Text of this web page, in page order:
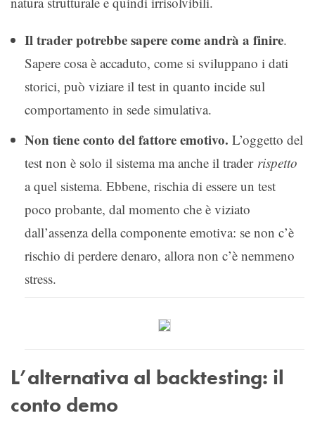
Il trader potrebbe sapere come andrà a finire.
Sapere cosa è accaduto, come si sviluppano i dati
storici, può viziare il test in quanto incide sul
comportamento in sede simulativa.
Non tiene conto del fattore emotivo. L’oggetto del
test non è solo il sistema ma anche il trader rispetto
a quel sistema. Ebbene, rischia di essere un test
poco probante, dal momento che è viziato
dall’assenza della componente emotiva: se non c’è
rischio di perdere denaro, allora non c’è nemmeno
stress.
L’alternativa al backtesting: il
conto demo